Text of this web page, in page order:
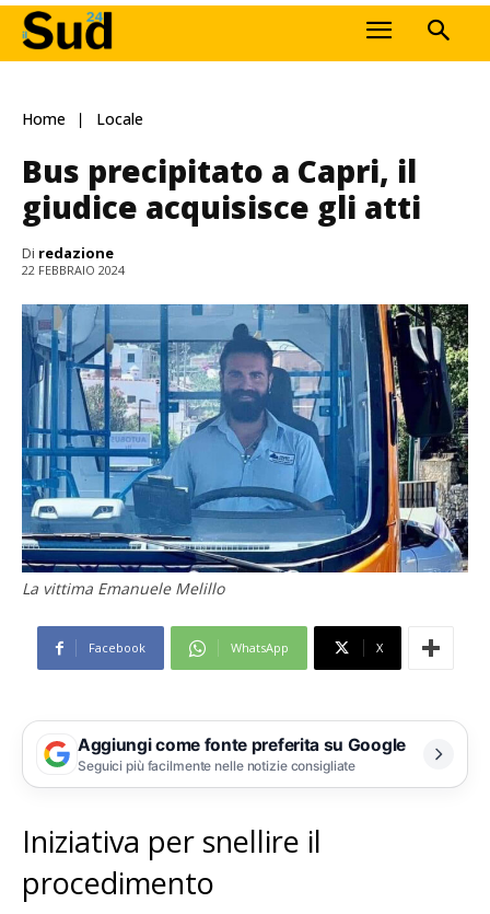
Home Locale
Bus precipitato a Capri, il
giudice acquisisce gli atti
Di redazione
22 FEBBRAIO 2024
La vittima Emanuele Melillo
Facebook WhatsApp X
Aggiungi come fonte preferita su Google
Seguici più facilmente nelle notizie consigliate
Iniziativa per snellire il
procedimento